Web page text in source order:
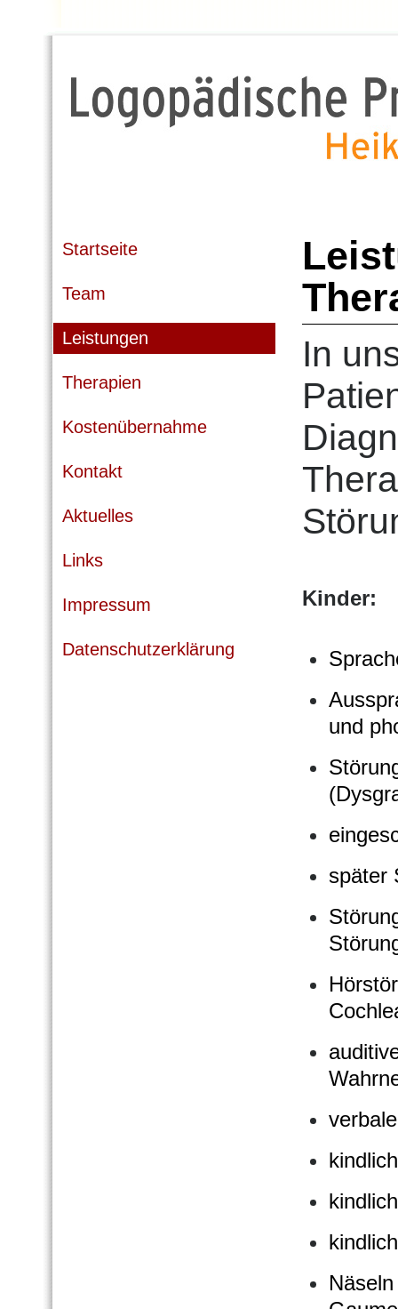
Startseite
Team
Leistungen
Therapien
Kostenübernahme
Kontakt
Aktuelles
Links
Impressum
Datenschutzerklärung
In
Kinder:
und
später